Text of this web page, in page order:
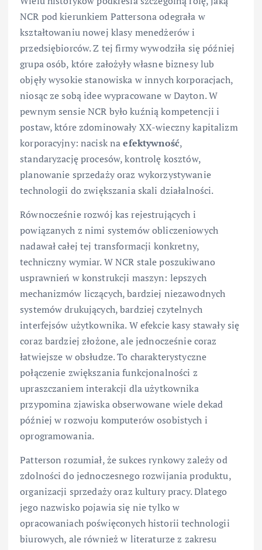
NCR pod kierunkiem Pattersona odegrała w
kształtowaniu nowej klasy menedżerów i
przedsiębiorców. Z tej firmy wywodziła się później
grupa osób, które założyły własne biznesy lub
objęły wysokie stanowiska w innych korporacjach,
niosąc ze sobą idee wypracowane w Dayton. W
pewnym sensie NCR było kuźnią kompetencji i
postaw, które zdominowały XX-wieczny kapitalizm
korporacyjny: nacisk naefektywność,
standaryzację procesów, kontrolę kosztów,
planowanie sprzedaży oraz wykorzystywanie
technologii do zwiększania skali działalności.
Równocześnie rozwój kas rejestrujących i
powiązanych z nimi systemów obliczeniowych
nadawał całej tej transformacji konkretny,
techniczny wymiar. W NCR stale poszukiwano
usprawnień w konstrukcji maszyn: lepszych
mechanizmów liczących, bardziej niezawodnych
systemów drukujących, bardziej czytelnych
interfejsów użytkownika. W efekcie kasy stawały się
coraz bardziej złożone, ale jednocześnie coraz
łatwiejsze w obsłudze. To charakterystyczne
połączenie zwiększania funkcjonalności z
upraszczaniem interakcji dla użytkownika
przypomina zjawiska obserwowane wiele dekad
później w rozwoju komputerów osobistych i
oprogramowania.
Patterson rozumiał, że sukces rynkowy zależy od
zdolności do jednoczesnego rozwijania produktu,
organizacji sprzedaży oraz kultury pracy. Dlatego
jego nazwisko pojawia się nie tylko w
opracowaniach poświęconych historii technologii
biurowych, ale również w literaturze z zakresu